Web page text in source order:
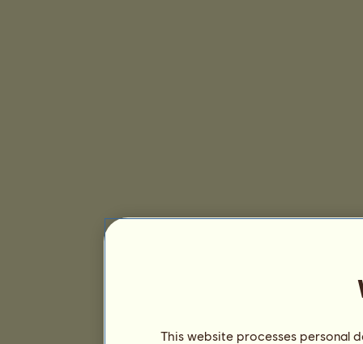
This website processes personal